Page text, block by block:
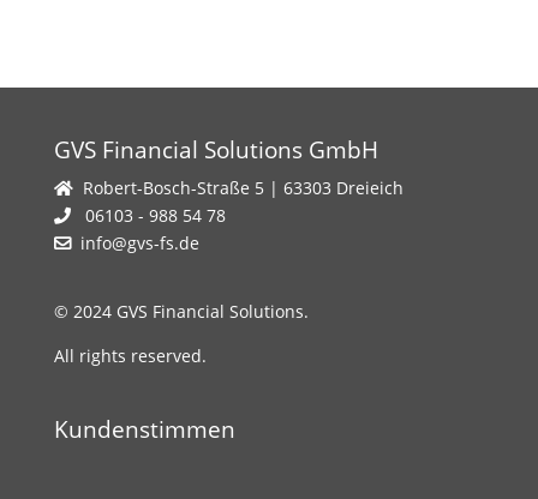
GVS Financial Solutions GmbH
Robert-Bosch-Straße 5 | 63303 Dreieich
06103 - 988 54 78
info@gvs-fs.de
© 2024 GVS Financial Solutions.
All rights reserved.
Kundenstimmen